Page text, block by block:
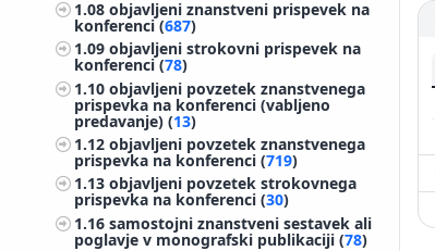
1.08objavljeni znanstveni prispevek na
konferenci (687)
1.09objavljeni strokovni prispevek na
konferenci (78)
1.10objavljeni povzetek znanstvenega
prispevka na konferenci (vabljeno
predavanje) (13)
1.12objavljeni povzetek znanstvenega
prispevka na konferenci (719)
1.13objavljeni povzetek strokovnega
prispevka na konferenci (30)
1.16samostojni znanstveni sestavek ali
poglavje v monografski publikaciji (78)